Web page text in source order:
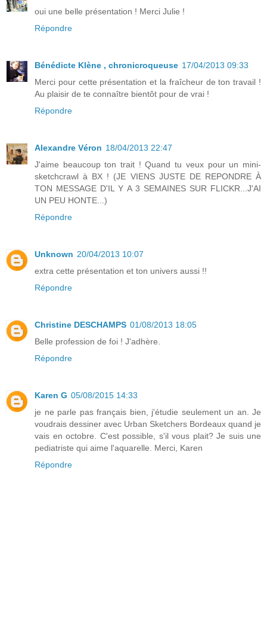
oui une belle présentation ! Merci Julie !
Répondre
Bénédicte Klène , chronicroqueuse 17/04/2013 09:33
Merci pour cette présentation et la fraîcheur de ton travail !
Au plaisir de te connaître bientôt pour de vrai !
Répondre
Alexandre Véron 18/04/2013 22:47
J'aime beaucoup ton trait ! Quand tu veux pour un mini-
sketchcrawl à BX ! (JE VIENS JUSTE DE REPONDRE À
TON MESSAGE D'IL Y A 3 SEMAINES SUR FLICKR...J'AI
UN PEU HONTE...)
Répondre
Unknown 20/04/2013 10:07
extra cette présentation et ton univers aussi !!
Répondre
Christine DESCHAMPS 01/08/2013 18:05
Belle profession de foi ! J'adhère.
Répondre
Karen G 05/08/2015 14:33
je ne parle pas français bien, j'étudie seulement un an. Je
voudrais dessiner avec Urban Sketchers Bordeaux quand je
vais en octobre. C'est possible, s'il vous plait? Je suis une
pediatriste qui aime l'aquarelle. Merci, Karen
Répondre